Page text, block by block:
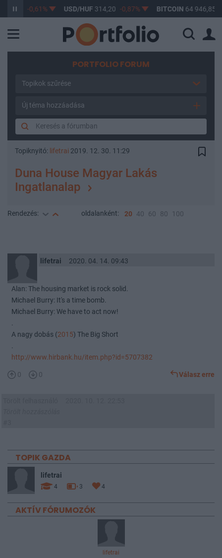
-0,61% USD/HUF314,20 -0,87% BITCOIN 64 946,85
PORTFOLIO FORUM
Topikok szűrése
Új téma hozzáadása
Topiknyitó: lifetrai 2019. 12. 30. 11:29
Duna House Magyar Lakás
Ingatlanalap
Rendezés: oldalanként: 20 40 60 80 100
lifetrai 2020. 04. 14. 09:43
Alan: The housing market is rock solid.
Michael Burry: It's a time bomb.
Michael Burry: We have to act now!
.
A nagy dobás (2015) The Big Short
.
http://www.hirbank.hu/item.php?id=5707382
0 0 Válasz erre
TOPIK GAZDA
lifetrai
4 3 4
AKTÍV FÓRUMOZÓK
lifetrai